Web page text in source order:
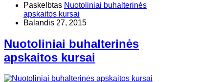
Paskelbtas Nuotoliniai buhalterinės
apskaitos kursai
Balandis 27, 2015
Nuotoliniai buhalterinės
apskaitos kursai